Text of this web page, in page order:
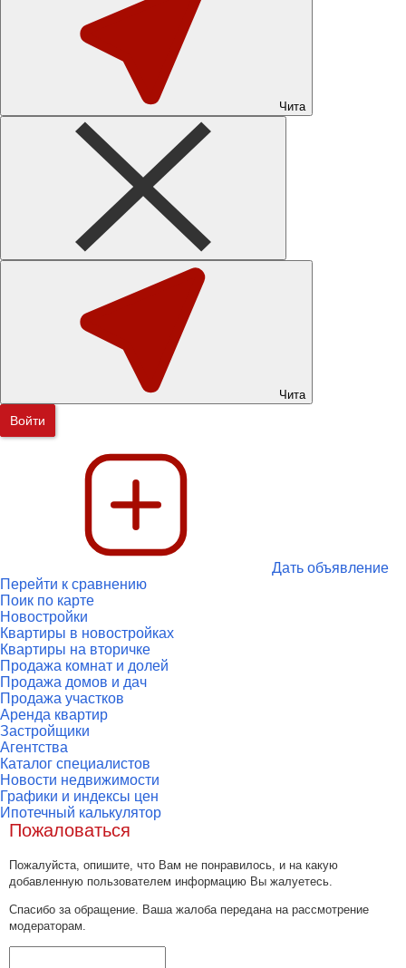
Чита
Чита
Войти
Дать объявление
Перейти к сравнению
Поик по карте
Новостройки
Квартиры в новостройках
Квартиры на вторичке
Продажа комнат и долей
Продажа домов и дач
Продажа участков
Аренда квартир
Застройщики
Агентства
Каталог специалистов
Новости недвижимости
Графики и индексы цен
Ипотечный калькулятор
Пожаловаться
Пожалуйста, опишите, что Вам не понравилось, и на какую
добавленную пользователем информацию Вы жалуетесь.
Спасибо за обращение. Ваша жалоба передана на рассмотрение
модераторам.